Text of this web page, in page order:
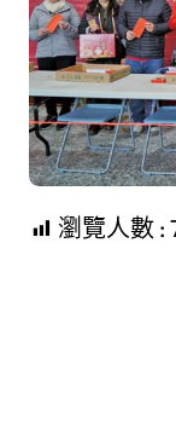
瀏覽人數 :